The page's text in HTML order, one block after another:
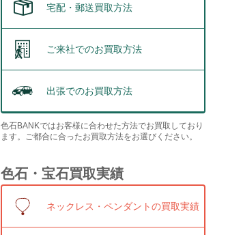
宅配・郵送買取方法
ご来社でのお買取方法
出張でのお買取方法
色石BANKではお客様に合わせた方法でお買取しており
ます。ご都合に合ったお買取方法をお選びください。
色石・宝石買取実績
ネックレス・ペンダントの買取実績